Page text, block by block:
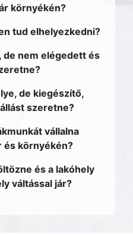
környékén?
tud elhelyezkedni?
de nem elégedett és
de kiegészítő,
szeretne?
vállalna
és környékén?
és a lakóhely
váltással jár?